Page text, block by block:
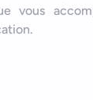
vous